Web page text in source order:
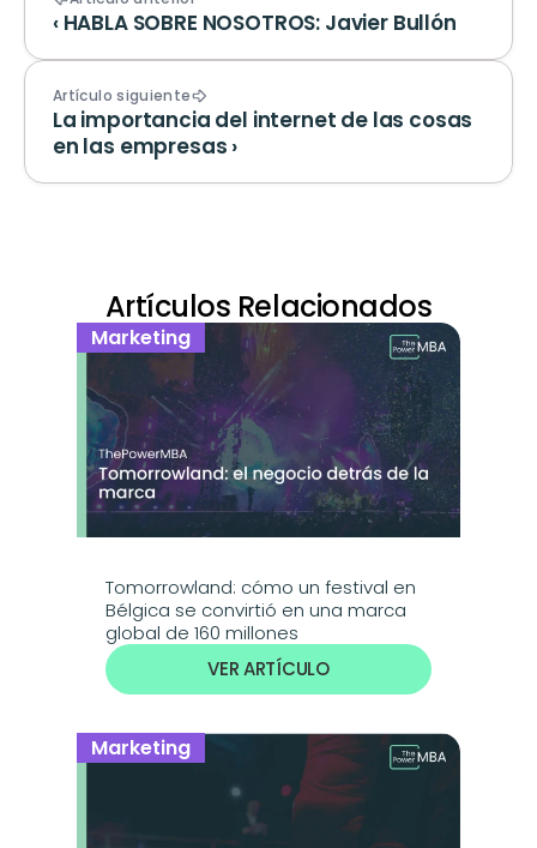
‹ HABLA SOBRE NOSOTROS: Javier Bullón
Artículo siguiente
La importancia del internet de las cosas
en las empresas ›
Artículos Relacionados
Marketing
Tomorrowland: cómo un festival en
Bélgica se convirtió en una marca
global de 160 millones
VER ARTÍCULO
Marketing